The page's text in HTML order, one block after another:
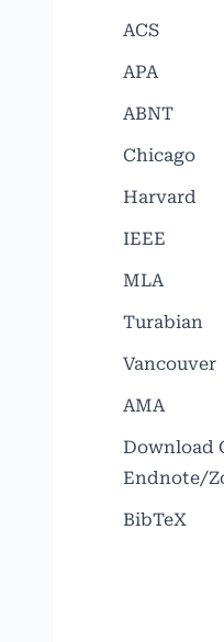
ACS
APA
ABNT
Chicago
Harvard
IEEE
MLA
Turabian
Vancouver
AMA
Download
Endnote/
BibTeX